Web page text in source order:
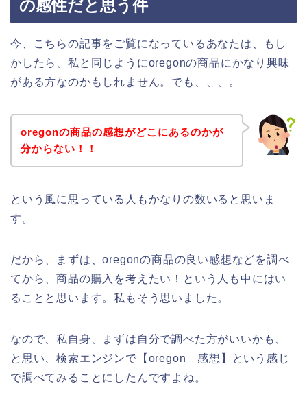
の感性だと思う件
今、こちらの記事をご覧になっているあなたは、もし
かしたら、私と同じようにoregonの商品にかなり興味
がある方なのかもしれません。でも、、、。
oregonの商品の感想がどこにあるのかが
分からない！！
という風に思っている人もかなりの数いると思いま
す。
だから、まずは、oregonの商品の良い感想などを調べ
てから、商品の購入を考えたい！という人も中にはい
ることと思います。私もそう思いました。
なので、私自身、まずは自分で調べた方がいいかも、
と思い、検索エンジンで【oregon 感想】という感じ
で調べてみることにしたんですよね。